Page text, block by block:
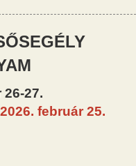
26-27.
2026. február 25.